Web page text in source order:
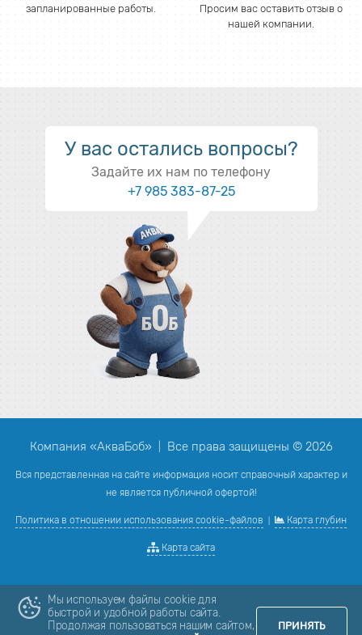
запланированные работы.
Просим вас оставить отзыв о
нашей компании.
У вас остались вопросы?
Задайте их нам по телефону
+7 985 383-87-25
Компания «АкваБоб» Все права защищены © 2026
Вся представленная на сайте информация носит справочный характер и
не является публичной офертой!
Политика в отношении использования cookie-файлов Карта глубин
Карта сайта
Мы используем файлы cookie для
быстрой и удобной работы сайта.
Продолжая пользоваться нашим сайтом,
ПРИНЯТЬ